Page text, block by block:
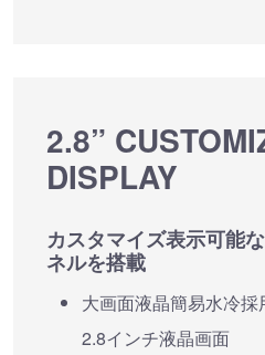
2.8”
DISPLAY
カスタマイズ表示可能
ネルを搭載
大画面液晶簡易水冷
2.8インチ液晶画面